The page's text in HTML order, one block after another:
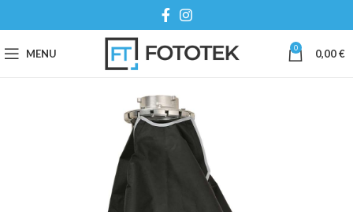
MENU 0 0,00€